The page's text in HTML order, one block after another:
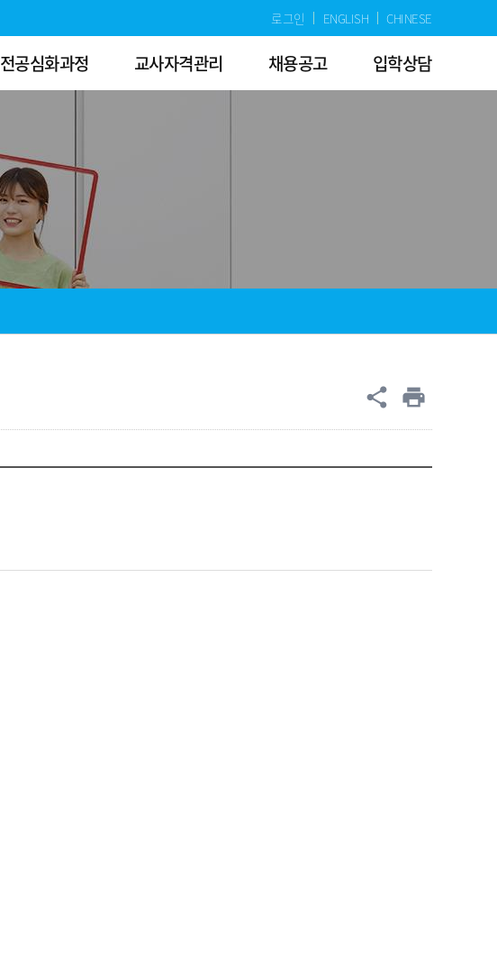
로그인 ENGLISH CHINESE
전공심화과정 교사자격관리 채용공고 입학상담
공유
share print